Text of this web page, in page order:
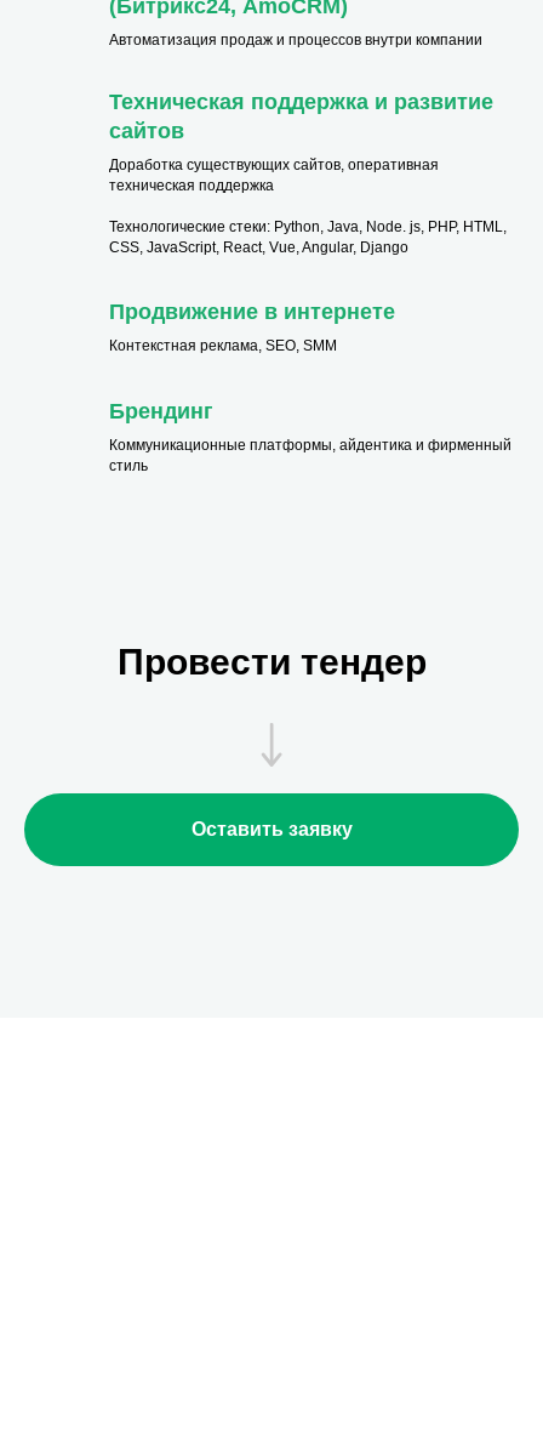
(Битрикс24, AmoCRM)
Автоматизация продаж и процессов внутри компании
Техническая поддержка и развитие
сайтов
Доработка существующих сайтов, оперативная
техническая поддержка
Технологические стеки: Python, Java, Node. js, PHP, HTML,
CSS, JavaScript, React, Vue, Angular, Django
Продвижение в интернете
Контекстная реклама, SEO, SMM
Брендинг
Коммуникационные платформы, айдентика и фирменный
стиль
Провести тендер
Оставить заявку